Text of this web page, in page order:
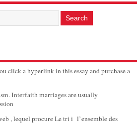
click a hyperlink in this essay and purchase a
Interfaith marriages are usually
, lequel procure Le tri i l’ensemble des